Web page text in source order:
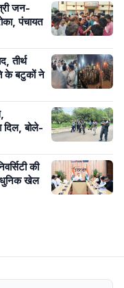
जन-
तीर्थ
के बटुकों ने
दिल, बोले-
की
खेल